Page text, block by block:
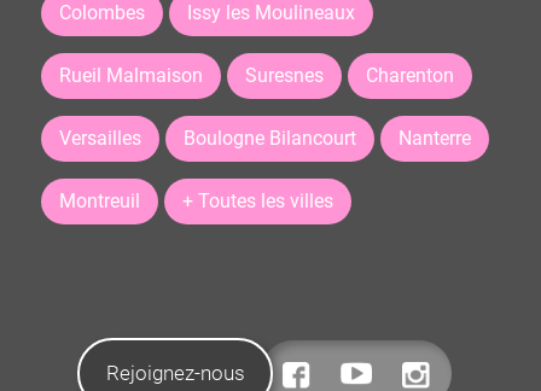
Colombes Issy les Moulineaux
Rueil Malmaison Suresnes Charenton
Versailles Boulogne Bilancourt Nanterre
Montreuil + Toutes les villes
Rejoignez-nous